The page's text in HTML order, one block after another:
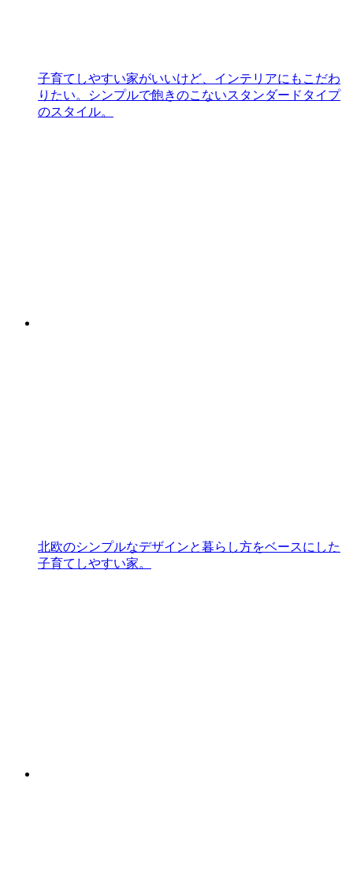
子育てしやすい家がいいけど、インテリアにもこだわ
りたい。シンプルで飽きのこないスタンダードタイプ
のスタイル。
北欧のシンプルなデザインと暮らし方をベースにした
子育てしやすい家。